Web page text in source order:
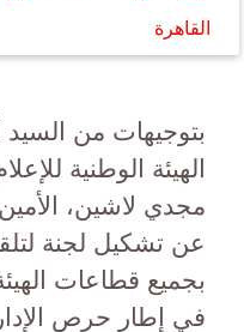
القاهرة
بتوجيهات من
الهيئة الوطنية
مجدي لاشين، الأمين
عن تشكيل لجنة
بجميع قطاعات
في إطار حرص